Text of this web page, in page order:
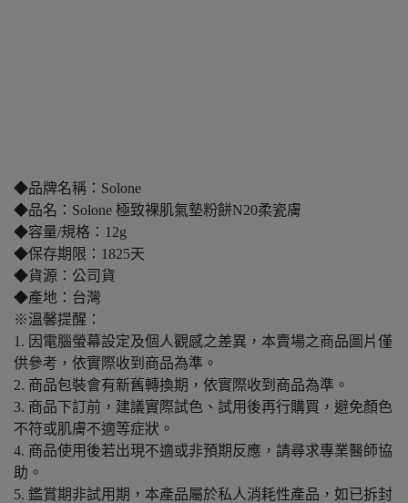
◆品牌名稱：Solone
◆品名：Solone 極致裸肌氣墊粉餅N20柔瓷膚
◆容量/規格：12g
◆保存期限：1825天
◆貨源：公司貨
◆產地：台灣
※溫馨提醒：
1. 因電腦螢幕設定及個人觀感之差異，本賣場之商品圖片僅
供參考，依實際收到商品為準。
2. 商品包裝會有新舊轉換期，依實際收到商品為準。
3. 商品下訂前，建議實際試色、試用後再行購買，避免顏色
不符或肌膚不適等症狀。
4. 商品使用後若出現不適或非預期反應，請尋求專業醫師協
助。
5. 鑑賞期非試用期，本產品屬於私人消耗性產品，如已拆封